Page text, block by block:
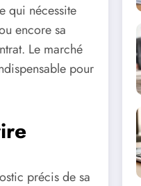
qui nécessite
encore sa
Le marché
pour
précis de sa